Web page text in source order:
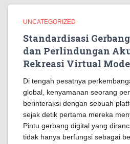
UNCATEGORIZED
Standardisasi
dan Perlindungan
Rekreasi Virtual
Di tengah pesatnya
global, kenyamanan seorang
berinteraksi dengan sebuah
sejak detik pertama mereka
Pintu gerbang digital yang
tidak hanya berfungsi sebagai